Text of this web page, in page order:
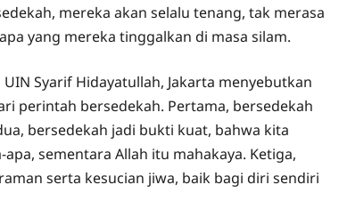
mereka akan selalu tenang, tak merasa
yang mereka tinggalkan di masa silam.
Syarif Hidayatullah, Jakarta menyebutkan
perintah bersedekah. Pertama, bersedekah
bersedekah jadi bukti kuat, bahwa kita
sementara Allah itu mahakaya. Ketiga,
serta kesucian jiwa, baik bagi diri sendiri